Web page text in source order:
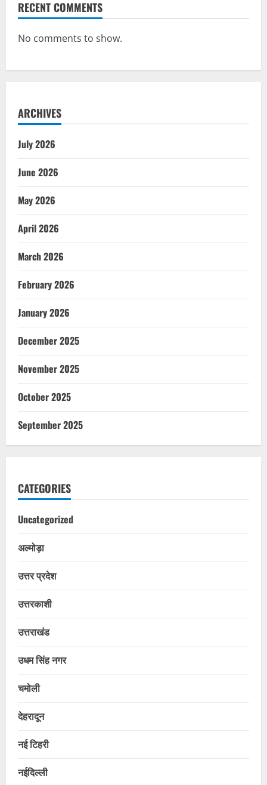
RECENT COMMENTS
No comments to show.
ARCHIVES
July 2026
June 2026
May 2026
April 2026
March 2026
February 2026
January 2026
December 2025
November 2025
October 2025
September 2025
CATEGORIES
Uncategorized
अल्मोड़ा
उत्तर प्रदेश
उत्तरकाशी
उत्तराखंड
उधम सिंह नगर
चमोली
देहरादून
नई टिहरी
नईदिल्ली